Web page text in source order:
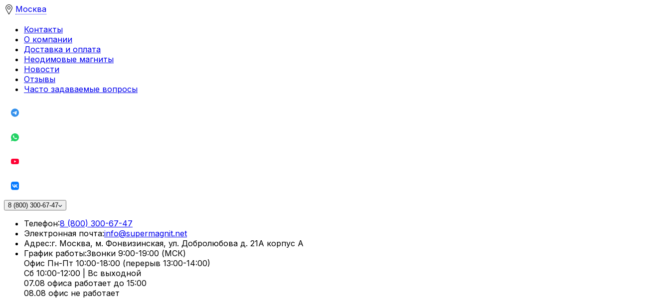
Москва
Контакты
О компании
Доставка и оплата
Неодимовые магниты
Новости
Отзывы
Часто задаваемые вопросы
8 (800) 300-67-47
Телефон:8 (800) 300-67-47
Электронная почта:info@supermagnit.net
Адрес:г. Москва, м. Фонвизинская, ул. Добролюбова д. 21А корпус А
График работы:Звонки 9:00-19:00 (МСК)
Офис Пн-Пт 10:00-18:00 (перерыв 13:00-14:00)
Сб 10:00-12:00 | Вс выходной
07.08 офиса работает до 15:00
08.08 офис не работает